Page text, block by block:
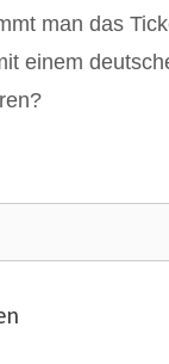
man das
einem